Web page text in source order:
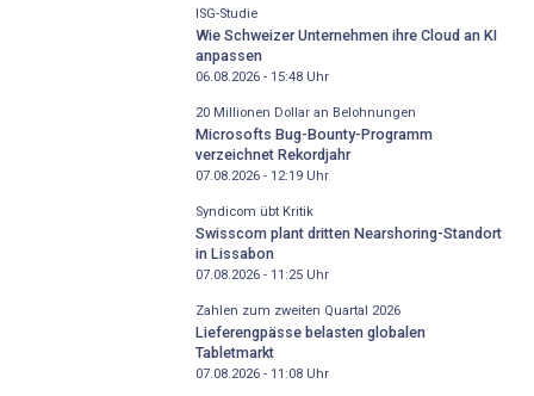
ISG-Studie
Wie Schweizer Unternehmen ihre Cloud an KI
anpassen
06.08.2026 - 15:48Uhr
20 Millionen Dollar an Belohnungen
Microsofts Bug-Bounty-Programm
verzeichnet Rekordjahr
07.08.2026 - 12:19Uhr
Syndicom übt Kritik
Swisscom plant dritten Nearshoring-Standort
in Lissabon
07.08.2026 - 11:25Uhr
Zahlen zum zweiten Quartal 2026
Lieferengpässe belasten globalen
Tabletmarkt
07.08.2026 - 11:08Uhr